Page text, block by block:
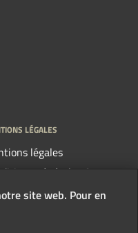
LÉGALES
légales
générales &
des données
site web. Pour en